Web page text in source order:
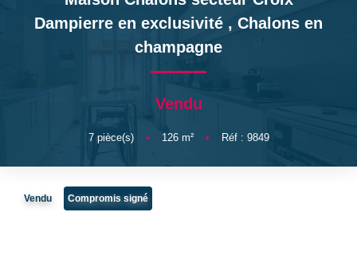
BIENS VENDUS / LOUÉS
NOTRE AGENCE
CONTACT
Dampierre en exclusivité , Chalons en
champagne
Vendu
7pièce(s) • 126m² • Réf : 9849
Vendu Compromis signé